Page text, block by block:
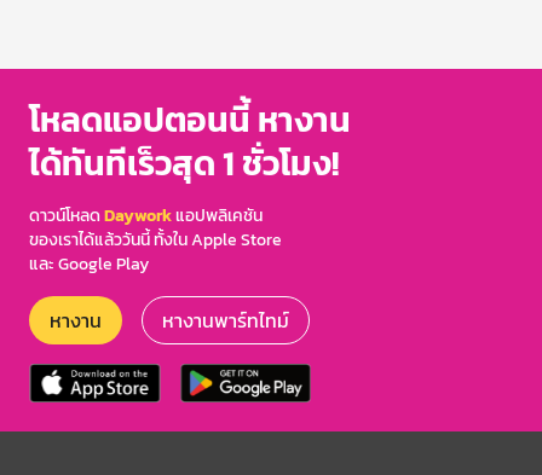
โหลดแอปตอนนี้ หางาน
ได้ทันทีเร็วสุด 1 ชั่วโมง!
ดาวน์โหลดDayworkแอปพลิเคชัน
ของเราได้แล้ววันนี้ ทั้งใน Apple Store
และ Google Play
หางาน หางานพาร์ทไทม์